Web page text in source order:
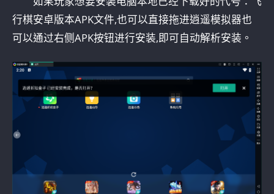
行棋安卓版本APK文件,也可以直接拖进逍遥模拟器也
可以通过右侧APK按钮进行安装,即可自动解析安装。